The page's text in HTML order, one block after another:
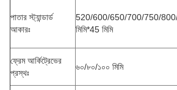
পাতার স্ট্যান্ডার্ড
আকারঃ
520/600/650/700/750/800/
মিমি*45 মিমি
ফ্রেম আর্কিট্রেভের
প্রস্থঃ
৬০/৮০/১০০ মিমি